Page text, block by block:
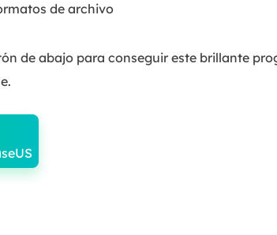
de archivo
de abajo para conseguir este brillante